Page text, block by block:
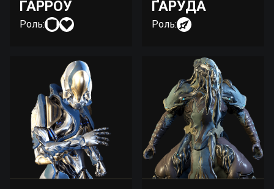
ГАРРОУ
Роль:
ҐАРУДА
Роль: